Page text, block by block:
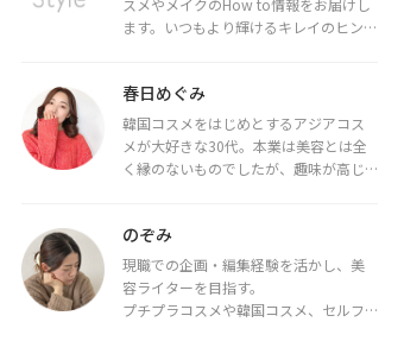
ます。いつもより輝けるキレイのヒント
春日めぐみ
韓国コスメをはじめとするアジアコス
メが大好きな30代。本業は美容とは全
く縁のないものでしたが、趣味が高じ
ライターとして活動中。
都内で16タイプパーソナルカラー診
断・顔タイプ診断・骨格診断によるイ
メージコンサルティングも行っていま
のぞみ
現職での企画・編集経験を活かし、美
容ライターを目指す。
プチプラコスメや韓国コスメ、セルフ